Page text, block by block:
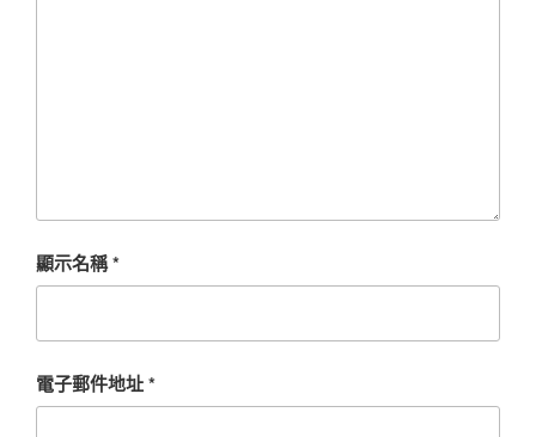
顯示名稱*
電子郵件地址*